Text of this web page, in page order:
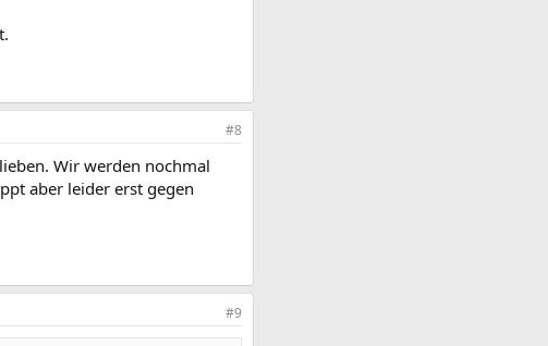
#8
Wir werden nochmal
aber leider erst gegen
#9